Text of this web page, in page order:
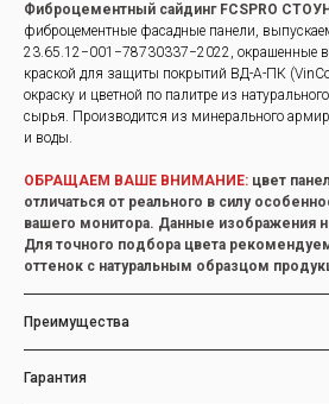
Фиброцементный сайдинг FCSPRO
фиброцементные фасадные панели,
23.65.12−001−78730337−2022, окрашенные
краской для защиты покрытий ВД-А-ПК
окраску и цветной по палитре из
сырья. Производится из минерального
и воды.
ОБРАЩАЕМ ВАШЕ ВНИМАНИЕ: цвет
отличаться от реального в силу
вашего монитора. Данные изображения
Для точного подбора цвета
оттенок с натуральным образцом
Преимущества
Гарантия